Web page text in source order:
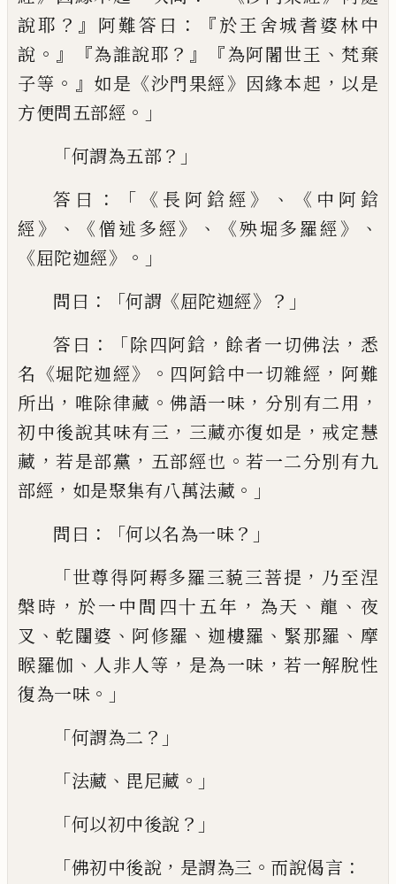
說耶 ？』 阿難答曰 ：『於王舍城耆婆林中
說 。』 『為誰說耶 ？』『為阿闍世王 、 梵棄
子等 。』 如是 《沙門果經》 因緣本起 ， 以是
方便問五部經 。」
「何謂為五部？」
答曰 ：「《 長 阿 鋡 經 》、《 中阿鋡
經》、《僧述多經》、《殃堀多羅經》、
《屈陀迦經》。」
問曰 ：「何謂 《屈陀迦經》？」
答曰 ：「除四阿鋡 ，餘者一切佛法 ， 悉
名 《堀陀迦經》。 四阿鋡中一切雜經 ， 阿難
所出 ， 唯除律藏 。佛語一味 ， 分別有二用 ，
初中後說其味有三 ， 三藏亦復如是 ， 戒定慧
藏 ，若是部黨 ， 五部經也 。若一二分別有九
部經 ， 如是聚集有八萬法藏 。」
問曰 ：「何以名為一味？」
「世尊得阿耨多羅三藐三菩提 ， 乃至涅
槃時 ， 於一中間四十五年 ， 為天 、 龍 、 夜
叉 、乾闥婆 、 阿修羅 、 迦樓羅 、 緊那羅 、 摩
睺羅伽 、 人非人等 ， 是為一味 ，若一解脫性
復為一味 。」
「何謂為二 ？」
「法藏 、 毘尼藏 。」
「何以初中後說 ？」
「佛初中後說 ， 是謂為三 。 而說偈言 ：